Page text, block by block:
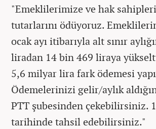
"Emeklilerimize ve hak
tutarlarını ödüyoruz.
ocak ayı itibarıyla alt sınır
liradan 14 bin 469 liraya
5,6 milyar lira fark ödemesi
Ödemelerinizi gelir/aylık
PTT şubesinden çekebilirsiniz.
tarihinde tahsil edebilirsiniz."